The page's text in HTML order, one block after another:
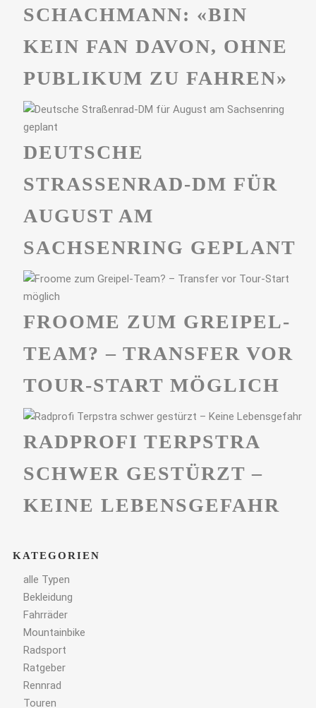
SCHACHMANN: «BIN
KEIN FAN DAVON, OHNE
PUBLIKUM ZU FAHREN»
DEUTSCHE
STRASSENRAD-DM FÜR A
UGUST AM S
ACHSENRING GEPLANT
FROOME ZUM GREIPEL-
TEAM? – TRANSFER VOR
TOUR-START MÖGLICH
RADPROFI TERPSTRA
SCHWER GESTÜRZT –
KEINE LEBENSGEFAHR
KATEGORIEN
alle Typen
Bekleidung
Fahrräder
Mountainbike
Radsport
Ratgeber
Rennrad
Touren